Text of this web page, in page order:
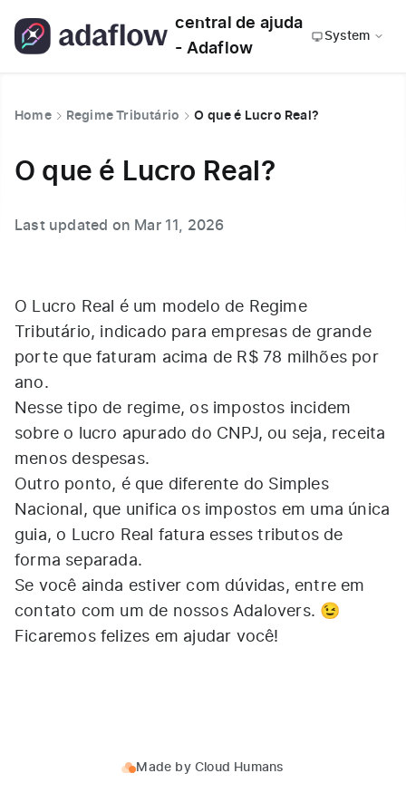
central de ajuda
- Adaflow
System
Home Regime Tributário O que é Lucro Real?
O que é Lucro Real?
Last updated on Mar 11, 2026
O Lucro Real é um modelo de Regime
Tributário, indicado para empresas de grande
porte que faturam acima de R$ 78 milhões por
ano.
Nesse tipo de regime, os impostos incidem
sobre o lucro apurado do CNPJ, ou seja, receita
menos despesas.
Outro ponto, é que diferente do Simples
Nacional , que unifica os impostos em uma única
guia, o Lucro Real fatura esses tributos de
forma separada.
Se você ainda estiver com dúvidas, entre em
contato com um de nossos Adalovers. 😉
Ficaremos felizes em ajudar você!
Made byCloud Humans